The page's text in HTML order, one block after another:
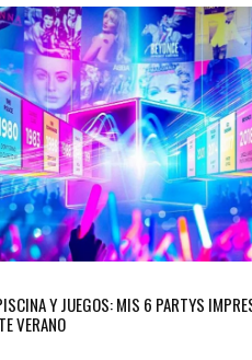
Y JUEGOS: MIS 6 PARTYS
VERANO